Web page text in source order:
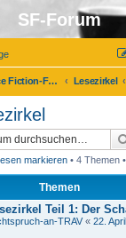
SF-Forum
Science Fiction-Forum Lesezirkel
markieren • 4 Themen
Themen
Teil 1: Der
an-TRAV « 22.